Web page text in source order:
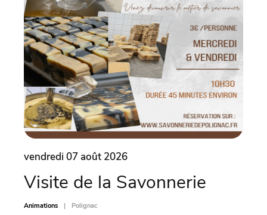
vendredi 07 août 2026
Visite de la Savonnerie
Animations Polignac